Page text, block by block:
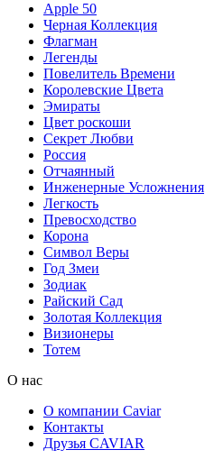
Apple 50
Черная Коллекция
Флагман
Легенды
Повелитель Времени
Королевские Цвета
Эмираты
Цвет роскоши
Секрет Любви
Россия
Отчаянный
Инженерные Усложнения
Легкость
Превосходство
Корона
Символ Веры
Год Змеи
Зодиак
Райский Сад
Золотая Коллекция
Визионеры
Тотем
О нас
О компании Caviar
Контакты
Друзья CAVIAR